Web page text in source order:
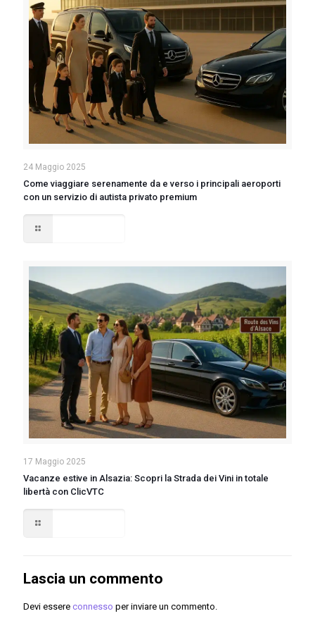
24 Maggio 2025
Come viaggiare serenamente da e verso i principali aeroporti
con un servizio di autista privato premium
17 Maggio 2025
Vacanze estive in Alsazia: Scopri la Strada dei Vini in totale
libertà con ClicVTC
Lascia un commento
Devi essere connesso per inviare un commento.